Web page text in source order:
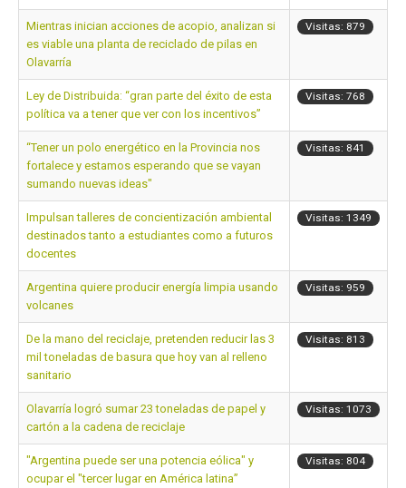
Mientras inician acciones de acopio, analizan si
es viable una planta de reciclado de pilas en
Olavarría
Visitas: 879
Ley de Distribuida: “gran parte del éxito de esta
política va a tener que ver con los incentivos”
Visitas: 768
“Tener un polo energético en la Provincia nos
fortalece y estamos esperando que se vayan
sumando nuevas ideas"
Visitas: 841
Impulsan talleres de concientización ambiental
destinados tanto a estudiantes como a futuros
docentes
Visitas: 1349
Argentina quiere producir energía limpia usando
volcanes
Visitas: 959
De la mano del reciclaje, pretenden reducir las 3
mil toneladas de basura que hoy van al relleno
sanitario
Visitas: 813
Olavarría logró sumar 23 toneladas de papel y
cartón a la cadena de reciclaje
Visitas: 1073
"Argentina puede ser una potencia eólica" y
ocupar el "tercer lugar en América latina”
Visitas: 804